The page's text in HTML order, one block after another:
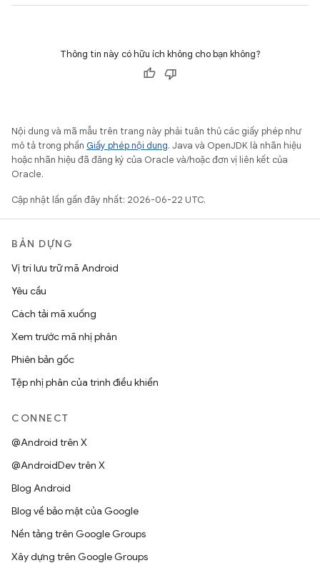
Thông tin này có hữu ích không cho bạn không?
Nội dung và mã mẫu trên trang này phải tuân thủ các giấy phép như
mô tả trong phần Giấy phép nội dung. Java và OpenJDK là nhãn hiệu
hoặc nhãn hiệu đã đăng ký của Oracle và/hoặc đơn vị liên kết của
Oracle.
Cập nhật lần gần đây nhất: 2026-06-22 UTC.
BẢN DỰNG
Vị trí lưu trữ mã Android
Yêu cầu
Cách tải mã xuống
Xem trước mã nhị phân
Phiên bản gốc
Tệp nhị phân của trình điều khiển
CONNECT
@Android trên X
@AndroidDev trên X
Blog Android
Blog về bảo mật của Google
Nền tảng trên Google Groups
Xây dựng trên Google Groups